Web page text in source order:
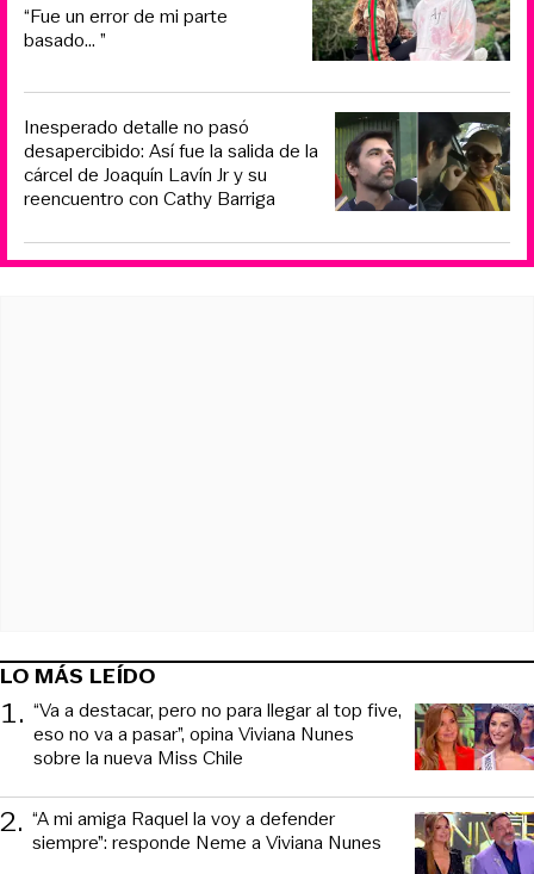
“Fue un error de mi parte
basado... ”
Inesperado detalle no pasó
desapercibido: Así fue la salida de la
cárcel de Joaquín Lavín Jr y su
reencuentro con Cathy Barriga
LO MÁS LEÍDO
1. “Va a destacar, pero no para llegar al top five,
eso no va a pasar”, opina Viviana Nunes
sobre la nueva Miss Chile
2. “A mi amiga Raquel la voy a defender
siempre”: responde Neme a Viviana Nunes